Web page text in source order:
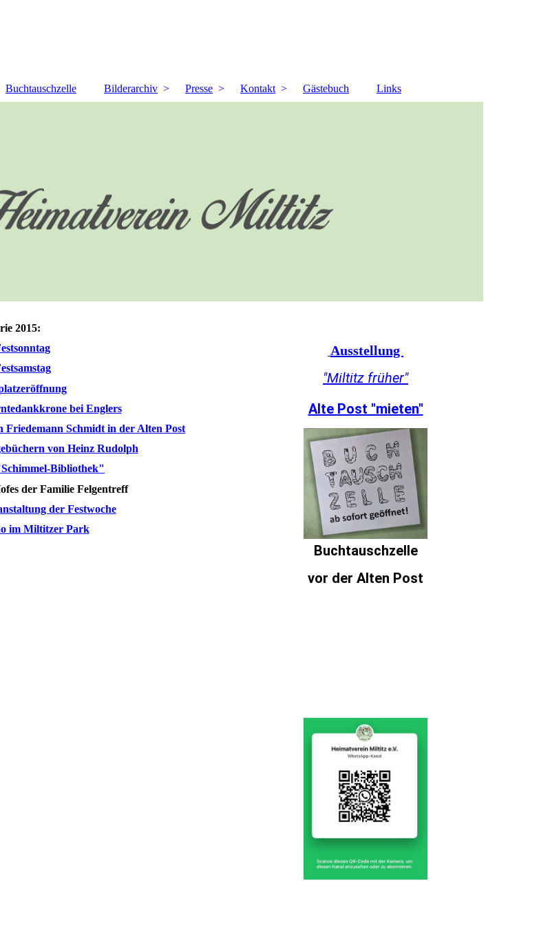
Buchtauschzelle Bilderarchiv Presse Kontakt Gästebuch Links
2015:
bei Englers
Friedemann Schmidt in der Alten Post
von Heinz Rudolph
Bibliothek"
der Familie Felgentreff
der Festwoche
im Miltitzer Park
Ausstellung
"Miltitz früher"
Alte Post "mieten"
Buchtauschzelle
vor der Alten Post